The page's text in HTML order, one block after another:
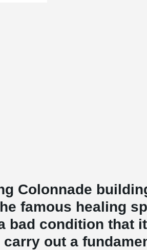
Colonnade
famous healing
bad condition that
out a